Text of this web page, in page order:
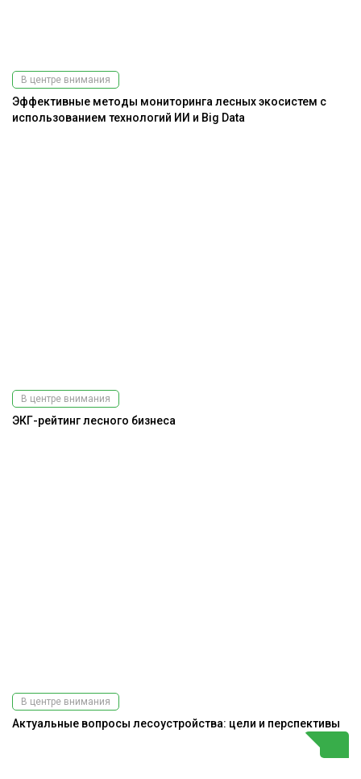
В центре внимания
Эффективные методы мониторинга лесных экосистем с
использованием технологий ИИ и Big Data
В центре внимания
ЭКГ-рейтинг лесного бизнеса
В центре внимания
Актуальные вопросы лесоустройства: цели и перспективы